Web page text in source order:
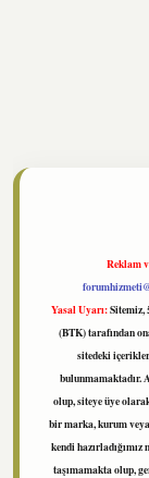
Reklam
Yasal Uyarı:Sitemiz,
(BTK) tarafından
sitedeki
bulunmamaktadır.
olup, siteye üye
bir marka, kurum
kendi
taşımamakta olup,